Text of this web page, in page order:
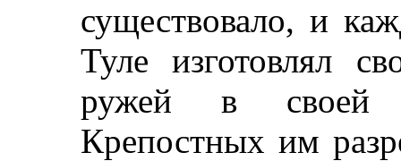
существовало, и
Туле изготовлял
ружей в своей
Крепостных им